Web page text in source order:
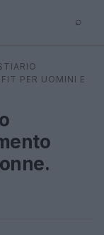
⌕
PER UOMINI E